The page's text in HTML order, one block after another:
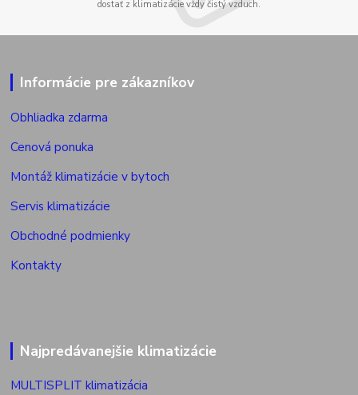
dostať z klimatizácie vždy čistý vzduch.
Informácie pre zákazníkov
Obhliadka zdarma
Cenová ponuka
Montáž klimatizácie v bytoch
Servis klimatizácie
Obchodné podmienky
Kontakty
Najpredávanejšie klimatizácie
MULTISPLIT klimatizácia